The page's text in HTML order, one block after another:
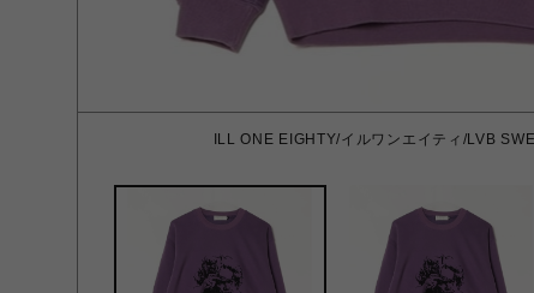
ILL ONE EIGHTY/イルワンエイティ/LVB